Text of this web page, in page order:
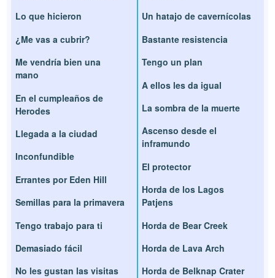
Lo que hicieron
¿Me vas a cubrir?
Me vendría bien una
mano
En el cumpleaños de
Herodes
Llegada a la ciudad
Inconfundible
Errantes por Eden Hill
Semillas para la primavera
Tengo trabajo para ti
Demasiado fácil
No les gustan las visitas
Un hatajo de cavernícolas
Bastante resistencia
Tengo un plan
A ellos les da igual
La sombra de la muerte
Ascenso desde el
inframundo
El protector
Horda de los Lagos
Patjens
Horda de Bear Creek
Horda de Lava Arch
Horda de Belknap Crater